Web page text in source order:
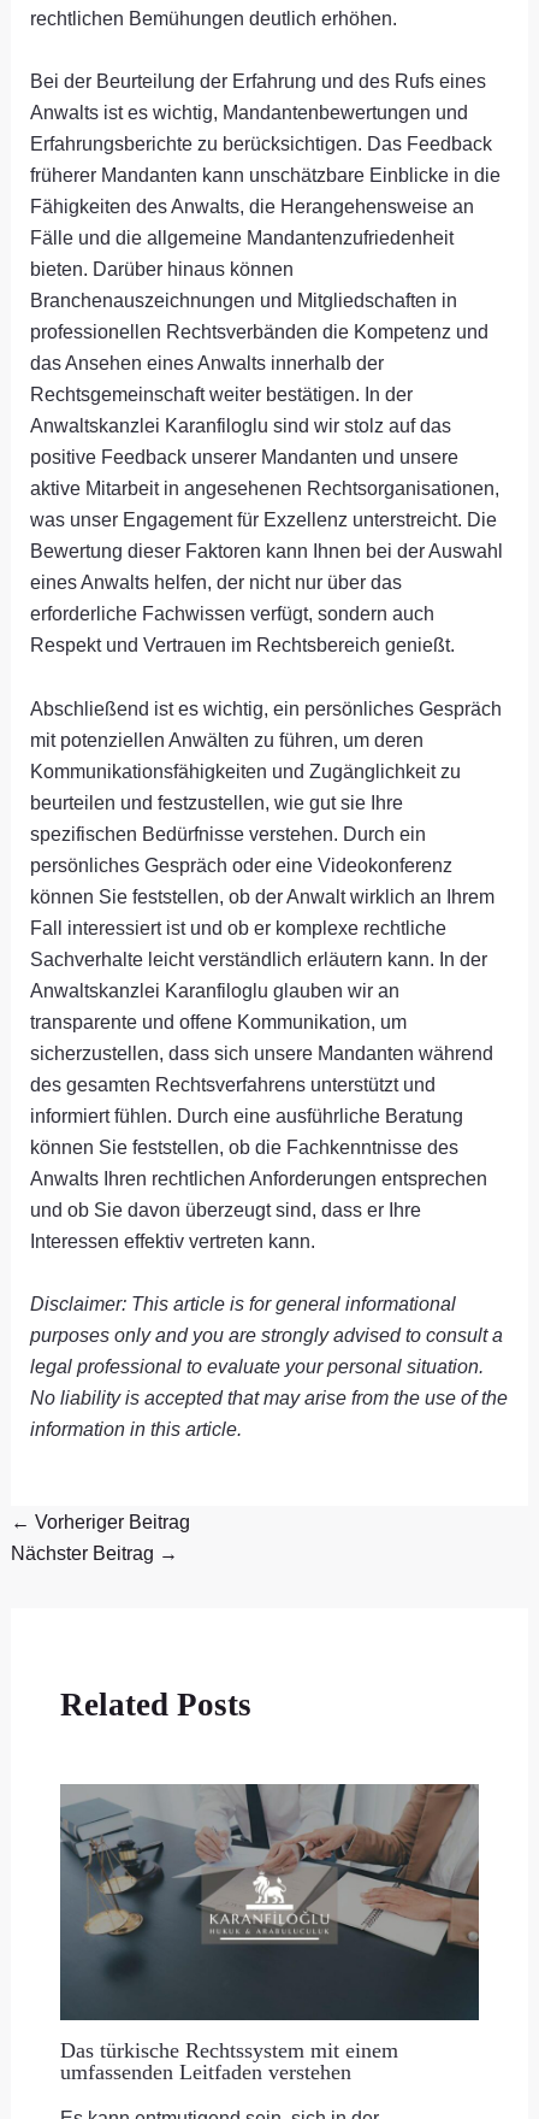
rechtlichen Bemühungen deutlich erhöhen.
Bei der Beurteilung der Erfahrung und des Rufs eines
Anwalts ist es wichtig, Mandantenbewertungen und
Erfahrungsberichte zu berücksichtigen. Das Feedback
früherer Mandanten kann unschätzbare Einblicke in die
Fähigkeiten des Anwalts, die Herangehensweise an
Fälle und die allgemeine Mandantenzufriedenheit
bieten. Darüber hinaus können
Branchenauszeichnungen und Mitgliedschaften in
professionellen Rechtsverbänden die Kompetenz und
das Ansehen eines Anwalts innerhalb der
Rechtsgemeinschaft weiter bestätigen. In der
Anwaltskanzlei Karanfiloglu sind wir stolz auf das
positive Feedback unserer Mandanten und unsere
aktive Mitarbeit in angesehenen Rechtsorganisationen,
was unser Engagement für Exzellenz unterstreicht. Die
Bewertung dieser Faktoren kann Ihnen bei der Auswahl
eines Anwalts helfen, der nicht nur über das
erforderliche Fachwissen verfügt, sondern auch
Respekt und Vertrauen im Rechtsbereich genießt.
Abschließend ist es wichtig, ein persönliches Gespräch
mit potenziellen Anwälten zu führen, um deren
Kommunikationsfähigkeiten und Zugänglichkeit zu
beurteilen und festzustellen, wie gut sie Ihre
spezifischen Bedürfnisse verstehen. Durch ein
persönliches Gespräch oder eine Videokonferenz
können Sie feststellen, ob der Anwalt wirklich an Ihrem
Fall interessiert ist und ob er komplexe rechtliche
Sachverhalte leicht verständlich erläutern kann. In der
Anwaltskanzlei Karanfiloglu glauben wir an
transparente und offene Kommunikation, um
sicherzustellen, dass sich unsere Mandanten während
des gesamten Rechtsverfahrens unterstützt und
informiert fühlen. Durch eine ausführliche Beratung
können Sie feststellen, ob die Fachkenntnisse des
Anwalts Ihren rechtlichen Anforderungen entsprechen
und ob Sie davon überzeugt sind, dass er Ihre
Interessen effektiv vertreten kann.
Disclaimer: This article is for general informational
purposes only and you are strongly advised to consult a
legal professional to evaluate your personal situation.
No liability is accepted that may arise from the use of the
information in this article.
← Vorheriger Beitrag
Nächster Beitrag →
Related Posts
Das türkische Rechtssystem mit einem
umfassenden Leitfaden verstehen